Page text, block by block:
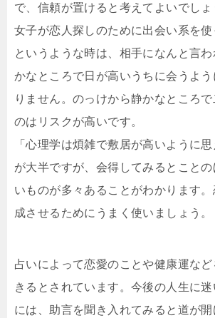
で、信頼が置けると考えてよいでしょ
女子が恋人探しのために出会い系を使
というような時は、相手になんと言
かなところで日が高いうちに会うよ
りません。のっけから静かなところで
のはリスクが高いです。
「心理学は煩雑で敷居が高いように
が大半ですが、会得してみるとこと
いものが多々あることがわかります
成させるためにうまく使いましょう。
占いによって恋愛のことや健康運な
きるとされています。今後の人生に
には、助言を聞き入れてみると道が開